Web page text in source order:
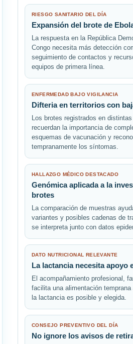
RIESGO SANITARIO DEL DÍA
Expansión del brote de
La respuesta en la República
Congo necesita más detección
seguimiento de contactos y
equipos de primera línea.
ENFERMEDAD BAJO VIGILANCIA
Difteria en territorios con
Los brotes registrados en distintas
recuerdan la importancia de
esquemas de vacunación y
tempranamente los síntomas.
HALLAZGO MÉDICO DESTACADO
Genómica aplicada a la
brotes
La comparación de muestras
variantes y posibles cadenas de
se interpreta junto con datos
DATO NUTRICIONAL RELEVANTE
La lactancia necesita apoyo
El acompañamiento profesional,
facilita una alimentación temprana
la lactancia es posible y elegida.
CONSEJO PREVENTIVO DEL DÍA
No ignore los avisos de